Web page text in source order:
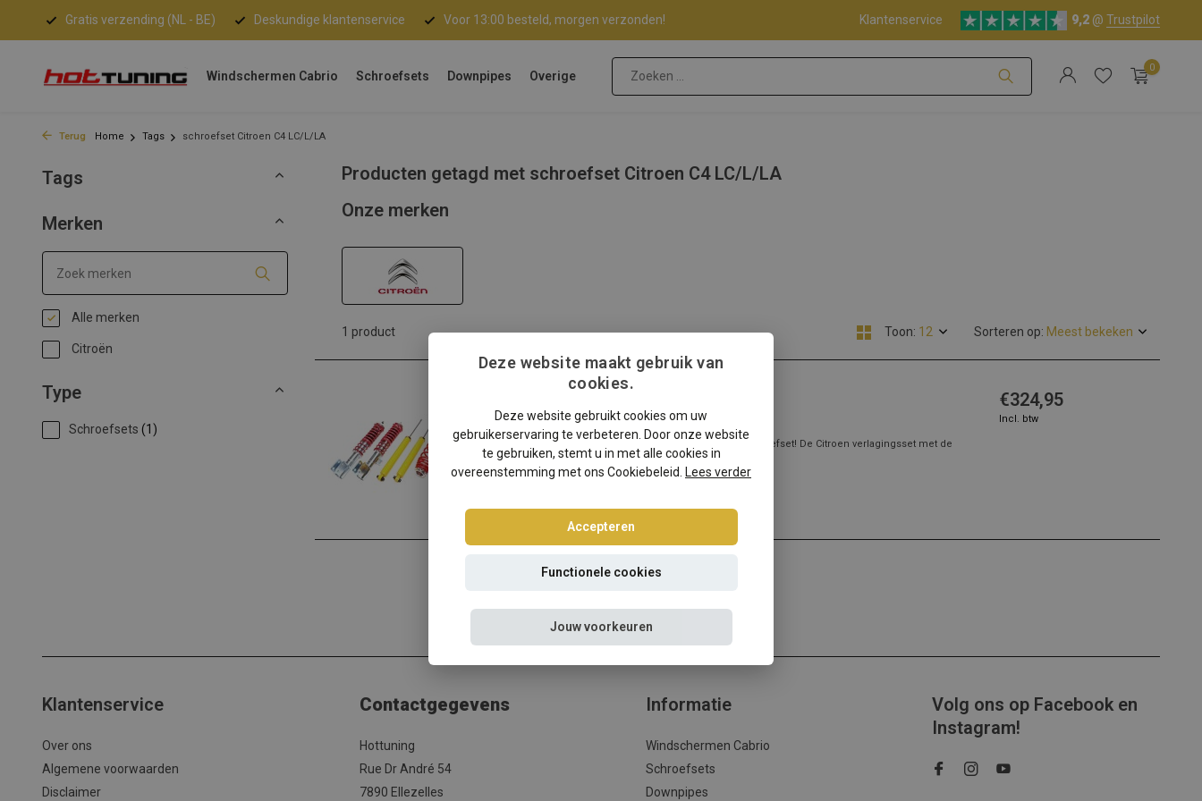
Gratis verzending (NL - BE) Deskundige klantenservice Voor 13:00 besteld, morgen verzonden! Klantenservice 9,2 @ Trustpilot
Windschermen Cabrio Schroefsets Downpipes Overige
0
Terug Home Tags schroefset Citroen C4 LC/L/LA
Tags
Merken
Alle merken
Citroën
Type
Schroefsets (1)
Producten getagd met schroefset Citroen C4 LC/L/LA
Onze merken
1 product Toon: Sorteren op:
Citroen C4 LC/L/LA schroefset
Citroen C4 LC/L/LA? Kies dan voor deze Ta-Technix schroefset! De Citroen verlagingsset met de
beste prijs/kwaliteit verh...
Lees meer
€324,95
Incl. btw
Klantenservice
Over ons
Algemene voorwaarden
Disclaimer
Contactgegevens
Hottuning
Rue Dr André 54
7890 Ellezelles
Informatie
Windschermen Cabrio
Schroefsets
Downpipes
Volg ons op Facebook en
Instagram!
Deze website maakt gebruik van
cookies.
Deze website gebruikt cookies om uw
gebruikerservaring te verbeteren. Door onze website
te gebruiken, stemt u in met alle cookies in
overeenstemming met ons Cookiebeleid. Lees verder
Accepteren
Functionele cookies
Jouw voorkeuren